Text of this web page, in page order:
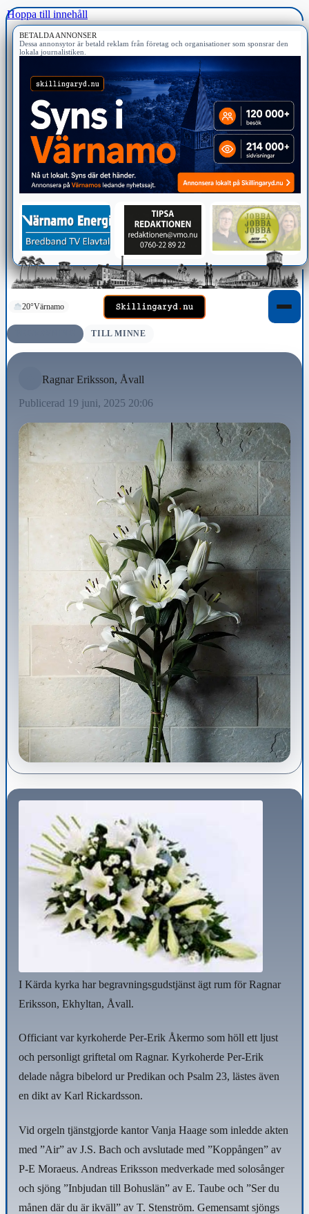
Hoppa till innehåll
BETALDA ANNONSER
Dessa annonsytor är betald reklam från företag och organisationer som sponsrar den
lokala journalistiken.
20°Värnamo
TILL MINNE
Ragnar Eriksson, Åvall
Publicerad 19 juni, 2025 20:06
I Kärda kyrka har begravningsgudstjänst ägt rum för Ragnar
Eriksson, Ekhyltan, Åvall.
Officiant var kyrkoherde Per-Erik Åkermo som höll ett ljust
och personligt griftetal om Ragnar. Kyrkoherde Per-Erik
delade några bibelord ur Predikan och Psalm 23, lästes även
en dikt av Karl Rickardsson.
Vid orgeln tjänstgjorde kantor Vanja Haage som inledde akten
med ”Air” av J.S. Bach och avslutade med ”Koppången” av
P-E Moraeus. Andreas Eriksson medverkade med solosånger
och sjöng ”Inbjudan till Bohuslän” av E. Taube och ”Ser du
månen där du är ikväll” av T. Stenström. Gemensamt sjöngs